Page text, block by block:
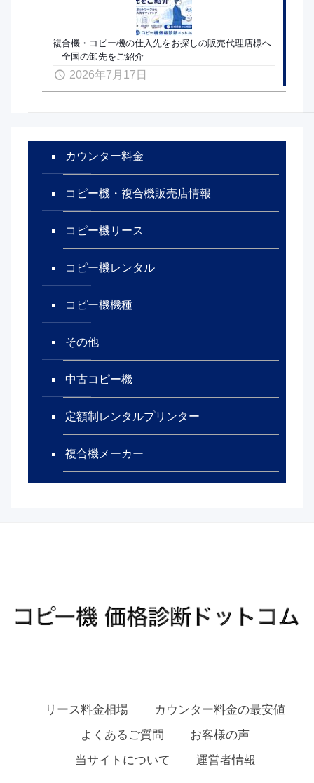
複合機・コピー機の仕入先をお探しの販売代理店様へ
｜全国の卸先をご紹介
2026年7月17日
カウンター料金
コピー機・複合機販売店情報
コピー機リース
コピー機レンタル
コピー機機種
その他
中古コピー機
定額制レンタルプリンター
複合機メーカー
リース料金相場
カウンター料金の最安値
よくあるご質問
お客様の声
当サイトについて
運営者情報